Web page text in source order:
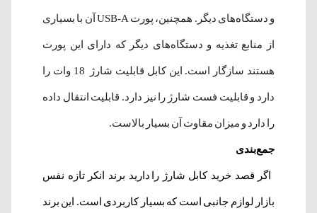
و دستگاه‌های دیگر. همچنین، پورت USB-A آن با بسیاری
از منابع تغذیه و دستگاه‌های دیگر که دارای این پورت
هستند سازگار است. این کابل قابلیت شارژ 18 وات را
دارد و قابلیت فست شارژ را نیز دارد. قابلیت انتقال داده
را دارد و میزان مقاوت آن بسیار بالاست.
جمع‌بندی
اگر قصدخرید کابل شارژرا دارید برند انکر تازه نفس
بازار لوازم جانبی است که بسیار کاربردی است. این برند